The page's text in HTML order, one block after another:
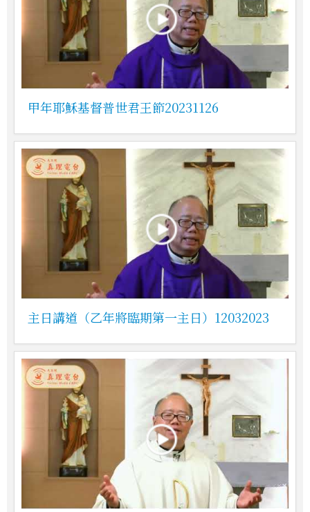
甲年耶穌基督普世君王節20231126
主日講道（乙年將臨期第一主日）12032023